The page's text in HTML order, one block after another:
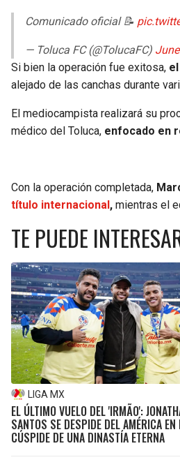
Comunicado oficial 📝
— Toluca FC (@TolucaFC)
Si bien la operación fue exitosa,
alejado de las canchas durante
El mediocampista realizará su
médico del Toluca, enfocado en
Con la operación completada,
título internacional, mientras el
TE PUEDE
LIGA MX
EL ÚLTIMO VUELO DEL 'IRMÃO':
SANTOS SE DESPIDE DEL AMÉRICA EN
CÚSPIDE DE UNA DINASTÍA ETERNA